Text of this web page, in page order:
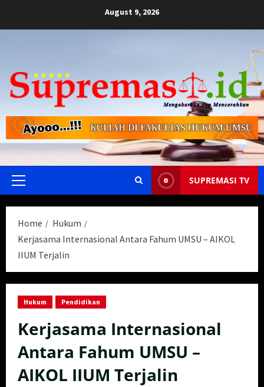
August 9, 2026
Primary
SUPREMASI TV
Home
Hukum
Kerjasama Internasional Antara Fahum UMSU – AIKOL
IIUM Terjalin
Hukum Pendidikan
Kerjasama Internasional
Antara Fahum UMSU –
AIKOL IIUM Terjalin